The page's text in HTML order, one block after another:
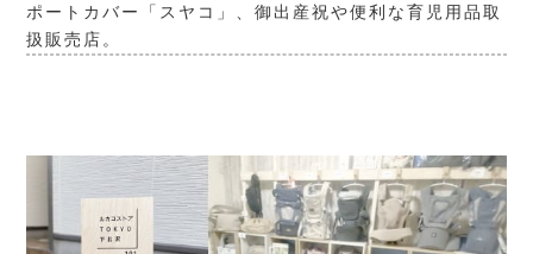
ポートカバー「スヤコ」、御出産祝や便利な育児用品取
扱販売店。